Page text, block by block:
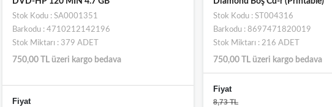
Stok Kodu : SA0001351
Barkodu : 4710212142196
Stok Miktarı : 379 ADET
750,00 TL üzeri kargo bedava
Fiyat
Stok Kodu : ST004316
Barkodu : 8697471820019
Stok Miktarı : 216 ADET
750,00 TL üzeri kargo bedava
Fiyat
8,73 TL